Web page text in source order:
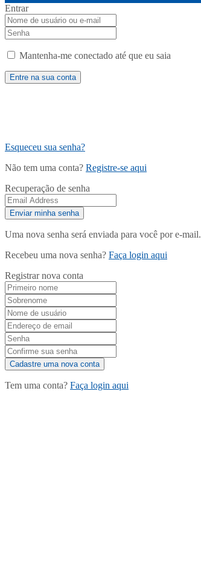
Entrar
Mantenha-me conectado até que eu saia
Esqueceu sua senha?
Não tem uma conta? Registre-se aqui
Recuperação de senha
Uma nova senha será enviada para você por e-mail.
Recebeu uma nova senha? Faça login aqui
Registrar nova conta
Tem uma conta? Faça login aqui